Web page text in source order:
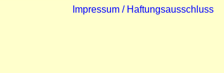
Impressum / Haftungsausschluss